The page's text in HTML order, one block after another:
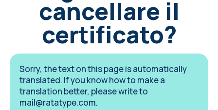
cancellare il
certificato?
Sorry, the text on this page is automatically
translated. If you know how to make a
translation better, please write to
mail@ratatype.com.